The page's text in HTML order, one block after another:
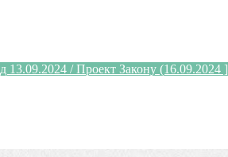
13.09.2024 / Проект Закону (16.09.2024 ]